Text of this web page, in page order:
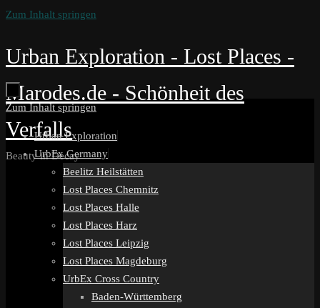
Zum Inhalt springen
Urban Exploration - Lost Places -
Marodes.de - Schönheit des
Verfalls
Beauty in Decay
Zum Inhalt springen
Urban Exploration
UrbEx Germany
Beelitz Heilstätten
Lost Places Chemnitz
Lost Places Halle
Lost Places Harz
Lost Places Leipzig
Lost Places Magdeburg
UrbEx Cross Country
Baden-Württemberg